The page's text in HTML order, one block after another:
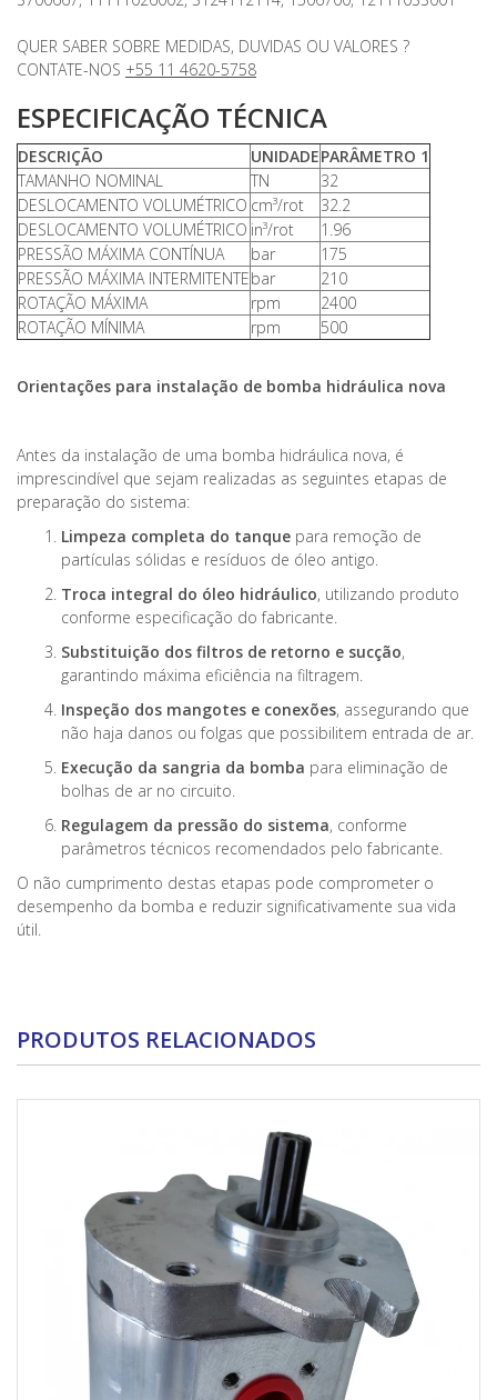
QUER SABER SOBRE MEDIDAS, DUVIDAS OU VALORES ?
CONTATE-NOS +55 11 4620-5758
ESPECIFICAÇÃO TÉCNICA
DESCRIÇÃO UNIDADEPARÂMETRO 1
TAMANHO NOMINAL
TN
32
DESLOCAMENTO VOLUMÉTRICO cm³/rot
32.2
DESLOCAMENTO VOLUMÉTRICO in³/rot
1.96
PRESSÃO MÁXIMA CONTÍNUA
bar
175
PRESSÃO MÁXIMA INTERMITENTEbar
210
ROTAÇÃO MÁXIMA
rpm
2400
ROTAÇÃO MÍNIMA
rpm 500
Orientações para instalação de bomba hidráulica nova
Antes da instalação de uma bomba hidráulica nova, é
imprescindível que sejam realizadas as seguintes etapas de
preparação do sistema:
Limpeza completa do tanque para remoção de
partículas sólidas e resíduos de óleo antigo.
Troca integral do óleo hidráulico, utilizando produto
conforme especificação do fabricante.
Substituição dos filtros de retorno e sucção,
garantindo máxima eficiência na filtragem.
Inspeção dos mangotes e conexões, assegurando que
não haja danos ou folgas que possibilitem entrada de ar.
Execução da sangria da bomba para eliminação de
bolhas de ar no circuito.
Regulagem da pressão do sistema, conforme
parâmetros técnicos recomendados pelo fabricante.
O não cumprimento destas etapas pode comprometer o
desempenho da bomba e reduzir significativamente sua vida
útil.
PRODUTOS RELACIONADOS